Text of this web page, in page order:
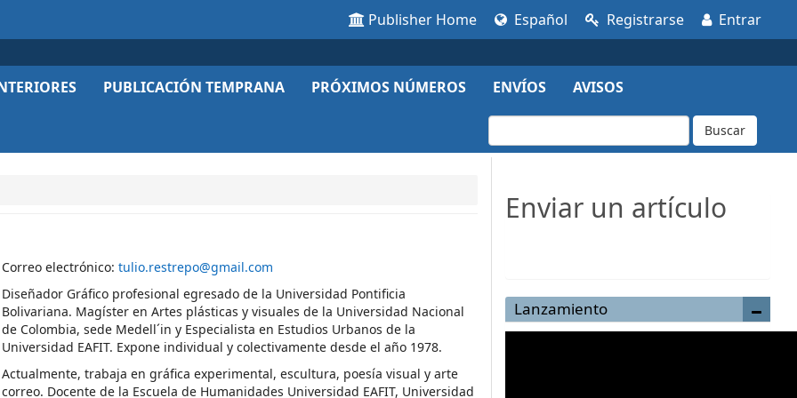
Publisher Home Español Registrarse Entrar
PUBLICACIÓN TEMPRANA PRÓXIMOS NÚMEROS ENVÍOS AVISOS
Buscar
Correo electrónico: tulio.restrepo@gmail.com
Diseñador Gráfico profesional egresado de la Universidad Pontificia
Bolivariana. Magíster en Artes plásticas y visuales de la Universidad Nacional
de Colombia, sede Medell´in y Especialista en Estudios Urbanos de la
Universidad EAFIT. Expone individual y colectivamente desde el año 1978.
Actualmente, trabaja en gráfica experimental, escultura, poesía visual y arte
correo. Docente de la Escuela de Humanidades Universidad EAFIT, Universidad
Enviar un artículo
Lanzamiento